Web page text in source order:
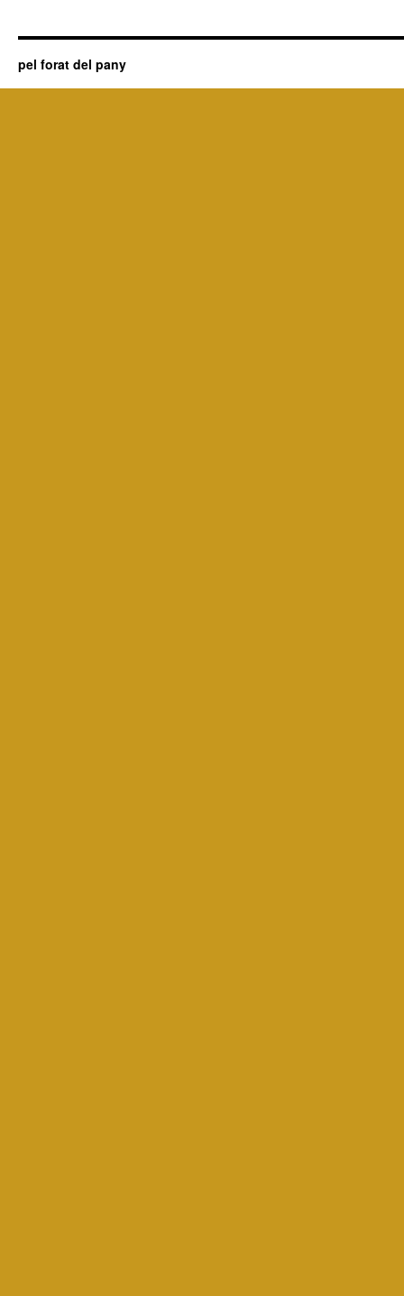
pel forat del pany